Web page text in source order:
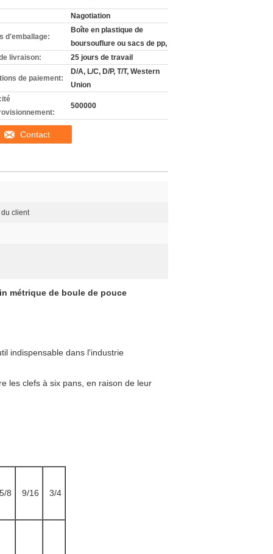
Nagotiation
d'emballage:
Boîte en plastique de
boursouflure ou sacs de pp,
livraison:
25 jours de travail
de paiement:
D/A, L/C, D/P, T/T, Western
Union
500000
Contact
client
métrique de boule de pouce
indispensable dans l'industrie
les clefs à six pans, en raison de leur
5/8 9/16 3/4